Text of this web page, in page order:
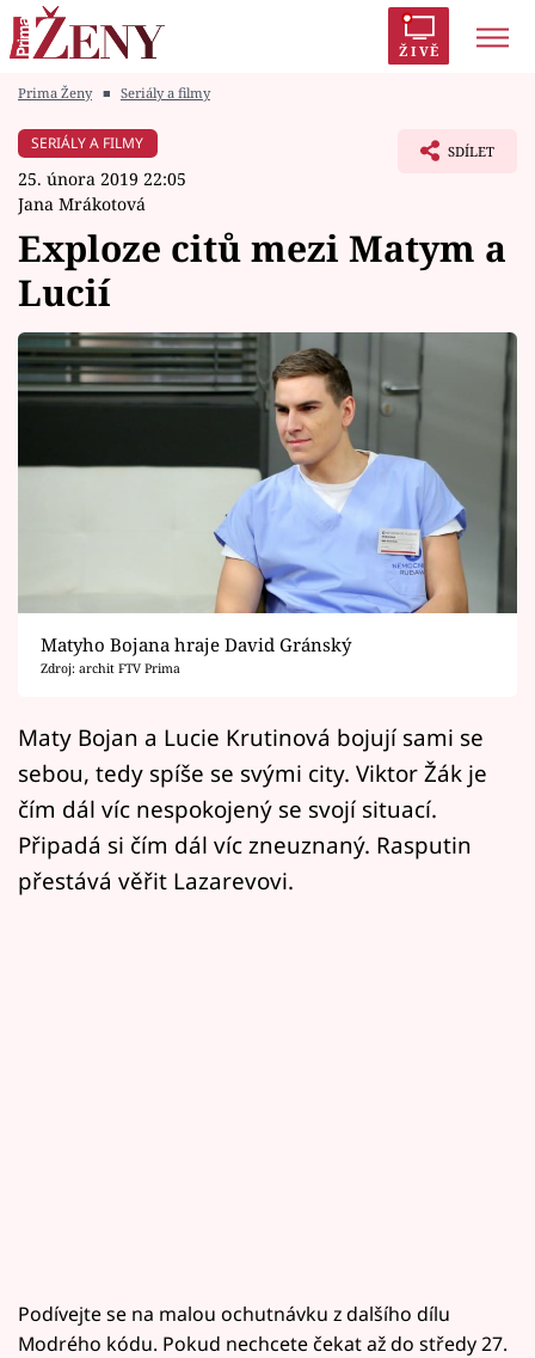
ŽIVĚ
Módní alarm
Témata
Celebrity
Sledujte prima+
Filmový festival Karlovy Vary
Mámy sobě
Přihlášení
Prima Ženy ■ Seriály a filmy
SERIÁLY A FILMY
25. února 2019 22:05
Jana Mrákotová
SDÍLET
Exploze citů mezi Matym a
Lucií
Matyho Bojana hraje David Gránský
Zdroj: archit FTV Prima
Maty Bojan a Lucie Krutinová bojují sami se
sebou, tedy spíše se svými city. Viktor Žák je
čím dál víc nespokojený se svojí situací.
Připadá si čím dál víc zneuznaný. Rasputin
přestává věřit Lazarevovi.
Podívejte se na malou ochutnávku z dalšího dílu
Modrého kódu. Pokud nechcete čekat až do středy 27.